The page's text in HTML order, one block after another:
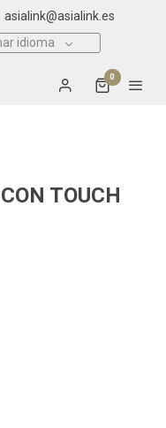
asialink@asialink.es
idioma
0
TOUCH